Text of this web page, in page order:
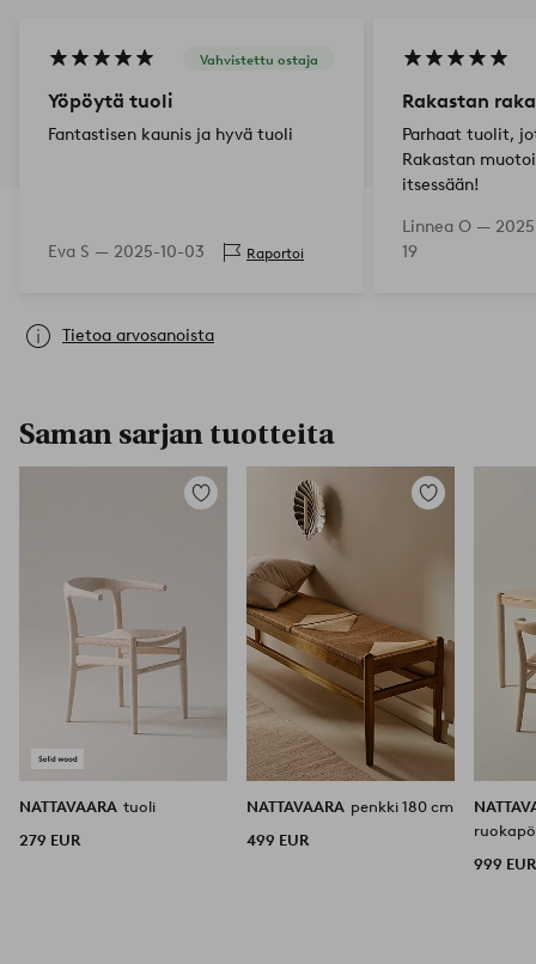
Vahvistettu ostaja
Yöpöytä tuoli
Fantastisen kaunis ja hyvä tuoli
Eva S — 2025-10-03 Raportoi
Rakastan
Parhaat tuolit,
Rakastan
itsessään!
Linnea O —
19
Tietoa arvosanoista
Saman sarjan tuotteita
Lisää
NATTAVAARA tuoli
279 EUR
Lisää
NATTAVAARA
penkki 180 cm
499 EUR
999 EUR